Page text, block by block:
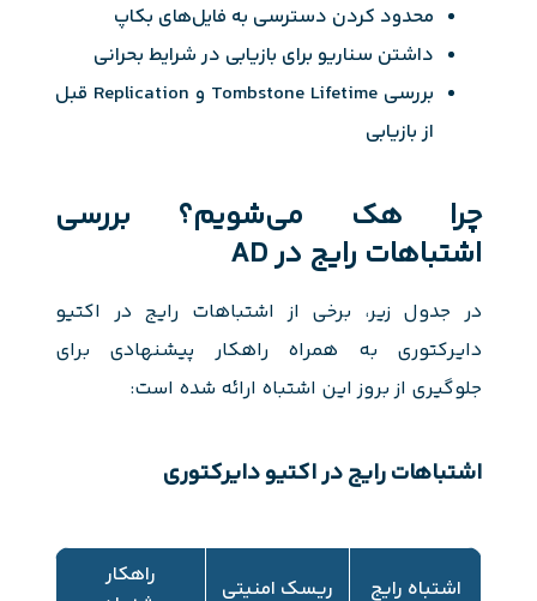
محدود کردن دسترسی به فایل‌های بکاپ
داشتن سناریو برای بازیابی در شرایط بحرانی
بررسی Tombstone Lifetime و Replication قبل
از بازیابی
چرا هک می‌شویم؟ بررسی
اشتباهات رایج در AD
در جدول زیر، برخی از اشتباهات رایج در اکتیو
دایرکتوری به همراه راهکار پیشنهادی برای
جلوگیری از بروز این اشتباه ارائه شده است:
اشتباهات رایج در اکتیو دایرکتوری
اشتباه رایج ریسک امنیتی
راهکار